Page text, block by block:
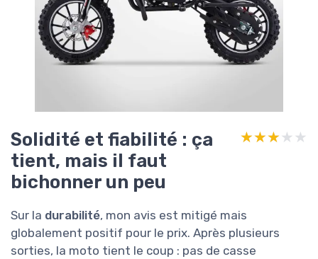
Solidité et fiabilité : ça
tient, mais il faut
bichonner un peu
★★★★★
★★★★★
Sur la durabilité, mon avis est mitigé mais
globalement positif pour le prix. Après plusieurs
sorties, la moto tient le coup : pas de casse